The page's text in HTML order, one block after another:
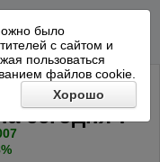
было
с сайтом и
пользоваться
файлов cookie.
Хорошо
риал к 1000
сегодня*: